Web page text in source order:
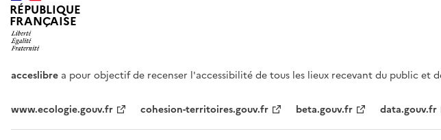
RÉPUBLIQUE
FRANÇAISE
acceslibre a pour objectif de recenser l'accessibilité de tous les lieux recevant du public et
www.ecologie.gouv.fr cohesion-territoires.gouv.fr beta.gouv.fr data.gouv.fr